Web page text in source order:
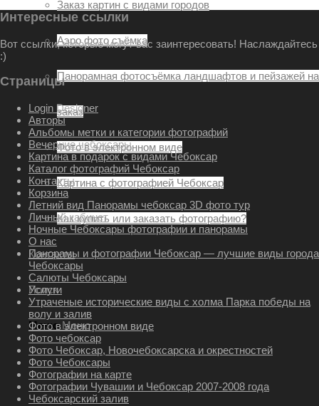
Заказ картин с видами городов
Аэро фото съёмка
Панорамная фотосъёмка ландшафтов и пейзажей на
заказ
Фото в электронном виде
Картина с фотографией Чебоксар
Как купить или заказать фотографию?
Контакты
Поиск
Меню Меню
Интересные ссылки
Вот ссылки, которые могут вас заинтересовать! Наслаждайтесь
:)
Страницы
Login Designer
Авторы
Альбомы метки и категории фотографий
Вечерние чебоксары
Картина в подарок с видами Чебоксар
Каталог фотографий Чебоксар
Контакты
Корзина
Летний вид Панорамы чебоксар 3D фото тур
Личный кабинет
Ночные Чебоксары фотографии и панорамы
О нас
Панорамы и фотографии Чебоксар — лучшие виды города
Чебоксары
Салюты Чебоксары
Услуги
Утраченые исторические виды с холма Парка победы на
волу и залив
Фото в электронном виде
Фото чебоксар
Фото Чебоксар, Новочебоксарска и окрестностей
Фото Чебоксары
Фотографии на карте
Фотографии Чувашии и Чебоксар 2007-2008 года
Чебоксарский залив